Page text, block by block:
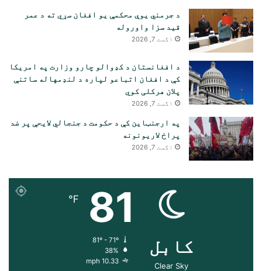
د جرمني یوې محکمې یو افغان سړي ته د عمر
قید سزا واوروله
اگست 7, 2026
د افغانستان د کډوالو چارو وزارت په امریکا
کې د افغان اتباعو لپاره د لنډمهاله ساتنې
پلان هرکلی کوي
اگست 7, 2026
په ارجنټاین کې د حکومت د جنجالي لایحې پر ضد
پراخ لاریونونه
اگست 7, 2026
کابل
Clear Sky
81
℉
38%
10.33 mph